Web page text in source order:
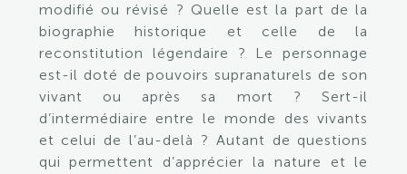
modifié ou révisé ? Quelle est la part de la
biographie historique et celle de la
reconstitution légendaire ? Le personnage
est-il doté de pouvoirs supranaturels de son
vivant ou après sa mort ? Sert-il
d’intermédiaire entre le monde des vivants
et celui de l’au-delà ? Autant de questions
qui permettent d’apprécier la nature et le